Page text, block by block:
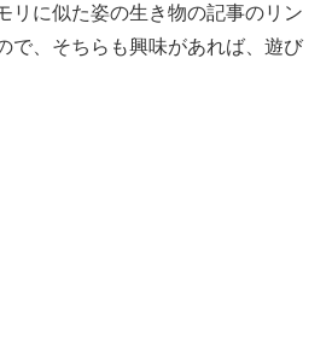
リに似た姿の生き物の記事のリン
で、そちらも興味があれば、遊び